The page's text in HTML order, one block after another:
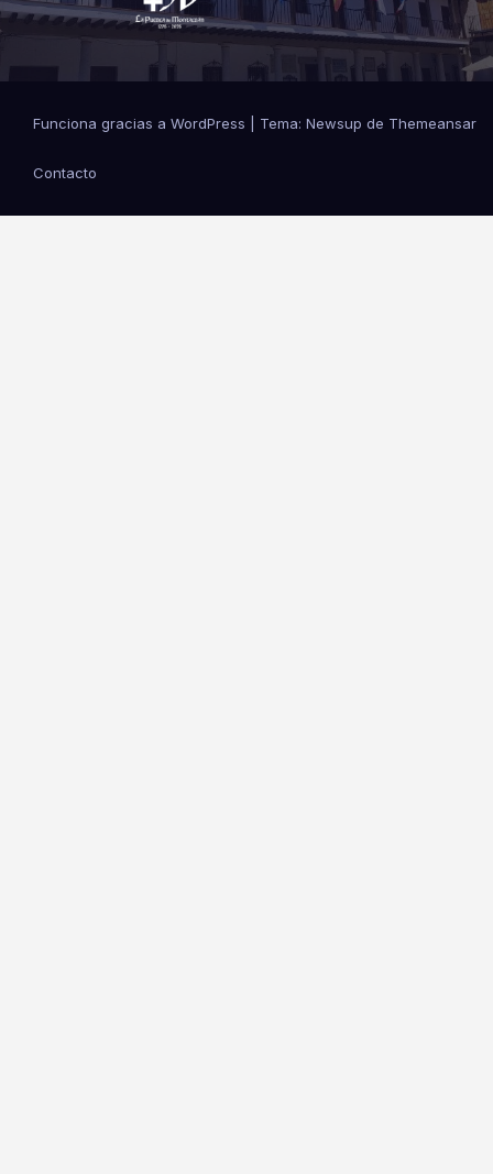
Funciona gracias a WordPress Tema: Newsup de Themeansar
Contacto